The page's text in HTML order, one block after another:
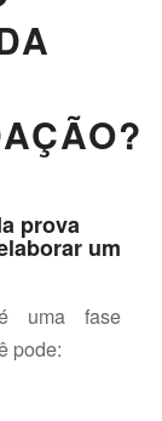
prova
um
uma fase
pode: